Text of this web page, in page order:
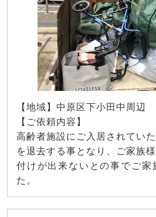
【地域】中原区下小田中周辺
【ご依頼内容】
高齢者施設にご入居されてい
を退去する事となり、ご家族
付けが出来ないとの事でご家
た。